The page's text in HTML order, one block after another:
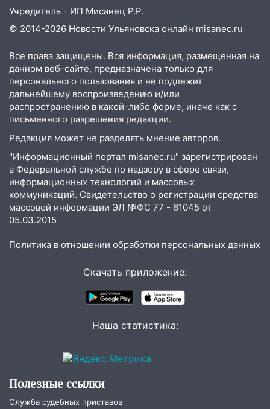
12:12 Прокуратура взяла на контроль
ДТП с шестилетним ребёнком на улице
Федерации
12:01 Пьяная женщина сбила
шестилетнего ребёнка на улице
Федерации: возбуждено уголовное дело
11:16 В Ульяновске ищут 37-летнего
мужчину, пропавшего ещё 19 июля
10:30
От мотофристайла до прогулки с
хаски: куда сходить в Ульяновской
области 8–9 августа
10:11 Директора ульяновской
«Нефтяной топливной компании» будут
судить за неуплату 48,4 млн рублей
Дети на дорогах: пострадали
велосипедисты, мотоциклисты и
пешеходы. Обзор крупных аварий в
Ульяновской области
домов и выстрел за водку
Какая погоды будет днем 8
06:45 Императорский мост в
Ульяновске останется закрытым до
Учредитель - ИП Мисанец Р.Р.
© 2014-2026 Новости Ульяновска онлайн misanec.ru
Все права защищены. Вся информация, размещенная на
данном веб-сайте, предназначена только для
персонального пользования и не подлежит
дальнейшему воспроизведению и/или
распространению в какой-либо форме, иначе как с
письменного разрешения редакции.
Редакция может не разделять мнение авторов.
"Информационный портал misanec.ru" зарегистрирован
в Федеральной службе по надзору в сфере связи,
информационных технологий и массовых
коммуникаций. Свидетельство о регистрации средства
массовой информации ЭЛ №ФС 77 - 61045 от
05.03.2015
Политика в отношении обработки персональных данных
Скачать приложение:
Наша статистика:
Полезные ссылки
Служба судебных приставов